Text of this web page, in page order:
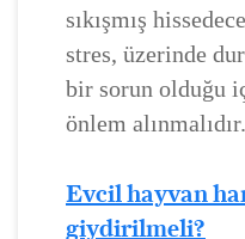
sıkışmış
stres, üzerinde
bir sorun olduğu
önlem alınmalıdır.
Evcil hayvan
giydirilmeli?